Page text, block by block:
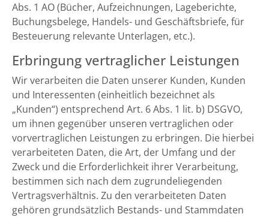
Abs. 1 AO (Bücher, Aufzeichnungen, Lageberichte,
Buchungsbelege, Handels- und Geschäftsbriefe, für
Besteuerung relevante Unterlagen, etc.).
Erbringung vertraglicher Leistungen
Wir verarbeiten die Daten unserer Kunden, Kunden
und Interessenten (einheitlich bezeichnet als
„Kunden“) entsprechend Art. 6 Abs. 1 lit. b) DSGVO,
um ihnen gegenüber unseren vertraglichen oder
vorvertraglichen Leistungen zu erbringen. Die hierbei
verarbeiteten Daten, die Art, der Umfang und der
Zweck und die Erforderlichkeit ihrer Verarbeitung,
bestimmen sich nach dem zugrundeliegenden
Vertragsverhältnis. Zu den verarbeiteten Daten
gehören grundsätzlich Bestands- und Stammdaten